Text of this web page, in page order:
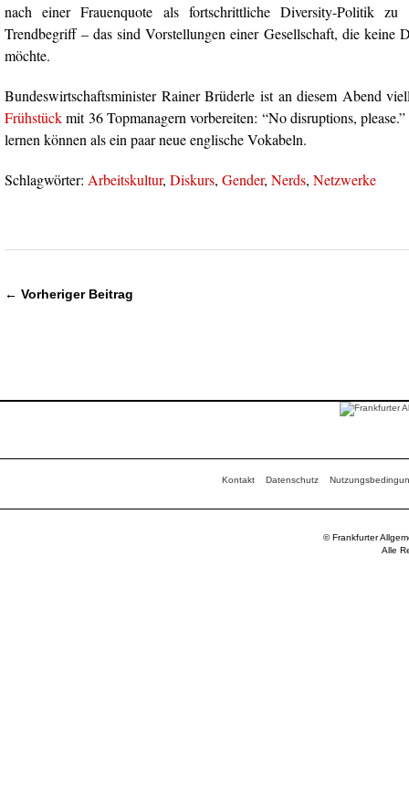
nach einer Frauenquote als fortschrittliche Diversity-Politik zu
Trendbegriff – das sind Vorstellungen einer Gesellschaft, die keine
möchte.
Bundeswirtschaftsminister Rainer Brüderle ist an diesem Abend
Frühstückmit 36 Topmanagern vorbereiten: “No disruptions,
lernen können als ein paar neue englische Vokabeln.
Schlagwörter: Arbeitskultur, Diskurs, Gender, Nerds, Netzwerke
← Vorheriger Beitrag
Kontakt Datenschutz
© Frankfurter
Alle